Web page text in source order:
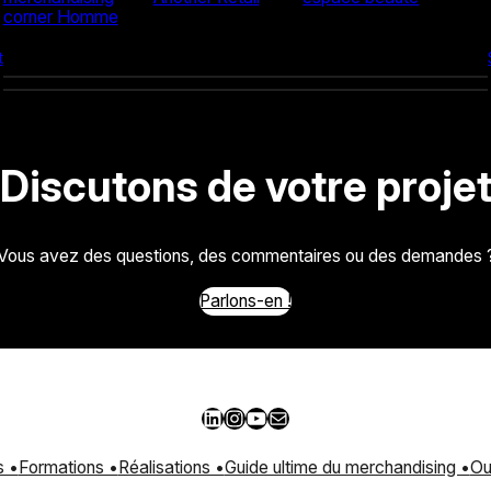
corner Homme
Discutons de votre projet
avez des questions, des commentaires ou des demandes
Parlons-en !
LinkedIn
Instagram
YouTube
E-mail
• Formations • Réalisations •Guide ultime du merchandising •